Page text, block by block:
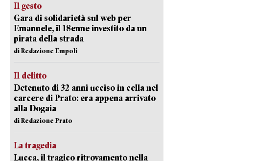
Il gesto
Gara di solidarietà sul web per
Emanuele, il 18enne investito da un
pirata della strada
di Redazione Empoli
Il delitto
Detenuto di 32 anni ucciso in cella nel
carcere di Prato: era appena arrivato
alla Dogaia
di Redazione Prato
La tragedia
Lucca, il tragico ritrovamento nella